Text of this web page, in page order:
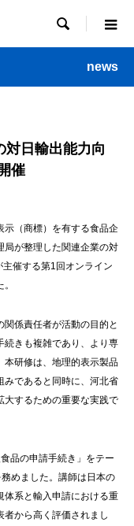

news
日輸出能力向
催
（商標）を有する食品企
局が整理した関連企業の対
催する第1回オンライン
係責任者が活動の目的と
続きも複雑であり、より専
本研修は、地理的表示製品
みであると同時に、河北省
大するための重要な実践で
品の申請手続き」をテー
めました。講師は日本の
体系と輸入申請における重
から高く評価されまし